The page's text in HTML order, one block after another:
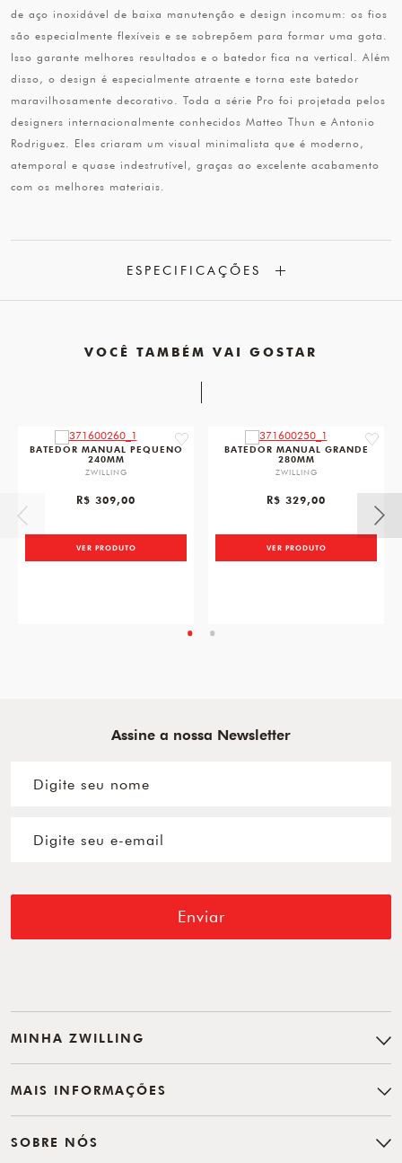
de aço inoxidável de baixa manutenção e design incomum: os fios
são especialmente flexíveis e se sobrepõem para formar uma gota.
Isso garante melhores resultados e o batedor fica na vertical. Além
disso, o design é especialmente atraente e torna este batedor
maravilhosamente decorativo. Toda a série Pro foi projetada pelos
designers internacionalmente conhecidos Matteo Thun e Antonio
Rodriguez. Eles criaram um visual minimalista que é moderno,
atemporal e quase indestrutível, graças ao excelente acabamento
com os melhores materiais.
ESPECIFICAÇÕES
VOCÊ TAMBÉM VAI GOSTAR
favorite
BATEDOR MANUAL PEQUENO
240MM
ZWILLING
R$ 309,00
VER PRODUTO
BATEDOR MANUAL GRANDE
280MM
ZWILLING
R$ 329,00
VER PRODUTO
Assine a nossa Newsletter
Enviar
MINHA ZWILLING
MAIS INFORMAÇÕES
SOBRE NÓS